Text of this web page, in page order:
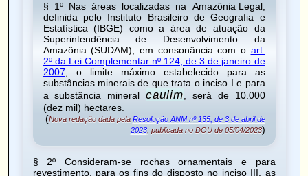
§ 1º Nas áreas localizadas na Amazônia Legal,
definida pelo Instituto Brasileiro de Geografia e
Estatística (IBGE) como a área de atuação da
Superintendência de Desenvolvimento da
Amazônia (SUDAM), em consonância com o art.
2º da Lei Complementar nº 124, de 3 de janeiro de
2007, o limite máximo estabelecido para as
substâncias minerais de que trata o inciso I e para
a substância mineral caulim, será de 10.000
(dez mil) hectares.
(Nova redação dada pela Resolução ANM nº 135, de 3 de abril de
2023, publicada no DOU de 05/04/2023)
§ 2º Consideram-se rochas ornamentais e para
revestimento, para os fins do disposto no inciso III, as